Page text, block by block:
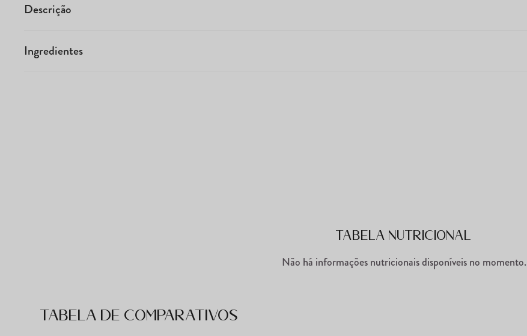
Descrição
Ingredientes
Tabela Nutricional
Não há informações nutricionais disponíveis no momento.
Tabela de comparativos